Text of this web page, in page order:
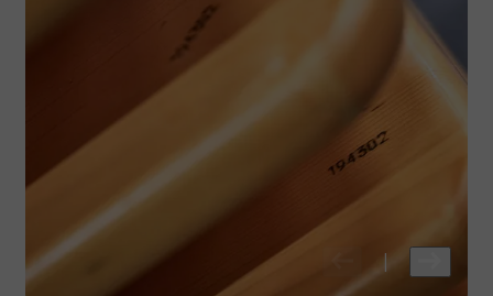
|